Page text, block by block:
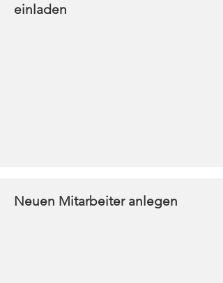
einladen
Neuen Mitarbeiter anlegen